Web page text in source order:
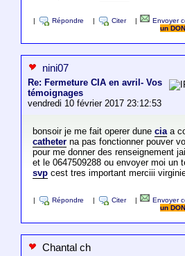
Répondre Citer Envoyer
un DON
nini07
Re: Fermeture CIA en avril- Vos
témoignages
vendredi 10 février 2017 23:12:53
bonsoir je me fait operer dune ciaa
catheterna pas fonctionner pouver
pour me donner des renseignement
et le 0647509288 ou envoyer moi un
svpcest tres important merciii
Répondre Citer Envoyer
un DON
Chantal ch